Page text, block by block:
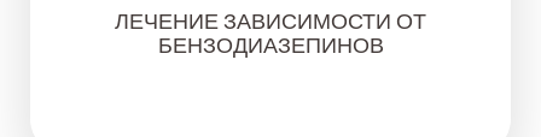
ЛЕЧЕНИЕ ЗАВИСИМОСТИ ОТ
БЕНЗОДИАЗЕПИНОВ